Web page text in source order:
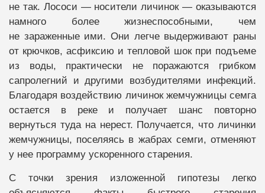
не так. Лососи — носители личинок — оказываются
намного более жизнеспособными, чем
не зараженные ими. Они легче выдерживают раны
от крючков, асфиксию и тепловой шок при подъеме
из воды, практически не поражаются грибком
сапролегний и другими возбудителями инфекций.
Благодаря воздействию личинок жемчужницы семга
остается в реке и получает шанс повторно
вернуться туда на нерест. Получается, что личинки
жемчужницы, поселяясь в жабрах семги, отменяют
у нее программу ускоренного старения.
С точки зрения изложенной гипотезы легко